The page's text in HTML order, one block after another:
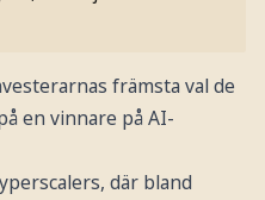
främsta val de
en vinnare på AI-
där bland